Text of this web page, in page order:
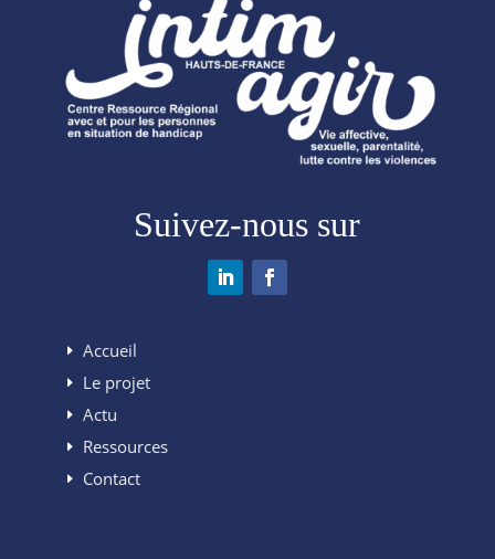
Suivez-nous sur
Accueil
Le projet
Actu
Ressources
Contact